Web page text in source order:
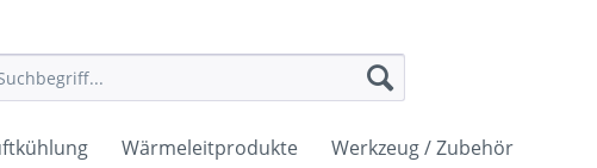
Wärmeleitprodukte Werkzeug / Zubehör